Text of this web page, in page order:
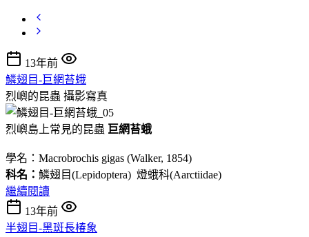
13年前
鱗翅目-巨網苔蛾
烈嶼的昆蟲 攝影寫真
烈嶼島上常見的昆蟲 巨網苔蛾
學名：Macrobrochis gigas (Walker, 1854)
科名： 鱗翅目(Lepidoptera) 燈蛾科(Aarctiidae)
繼續閱讀
13年前
半翅目-黑斑長椿象